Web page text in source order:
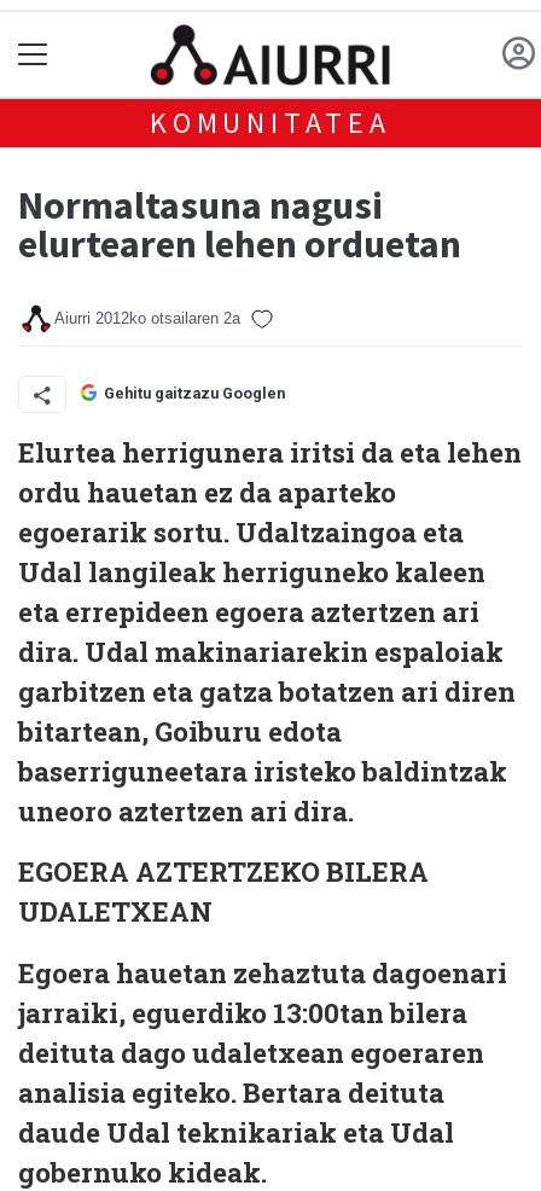
KOMUNITATEA
Normaltasuna nagusi
elurtearen lehen orduetan
Aiurri 2012ko otsailaren 2a
Gehitu gaitzazu Googlen
Elurtea herrigunera iritsi da eta lehen
ordu hauetan ez da aparteko
egoerarik sortu. Udaltzaingoa eta
Udal langileak herriguneko kaleen
eta errepideen egoera aztertzen ari
dira. Udal makinariarekin espaloiak
garbitzen eta gatza botatzen ari diren
bitartean, Goiburu edota
baserriguneetara iristeko baldintzak
uneoro aztertzen ari dira.
EGOERA AZTERTZEKO BILERA
UDALETXEAN
Egoera hauetan zehaztuta dagoenari
jarraiki, eguerdiko 13:00tan bilera
deituta dago udaletxean egoeraren
analisia egiteko. Bertara deituta
daude Udal teknikariak eta Udal
gobernuko kideak.